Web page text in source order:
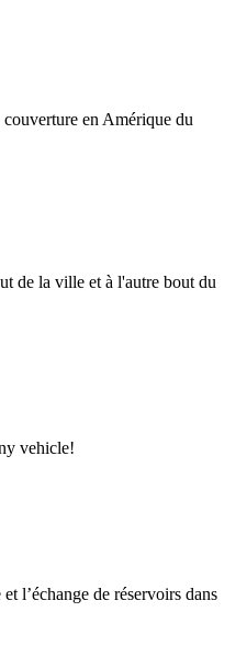
en Amérique du
de la ville et à l'autre bout du
vehicle!
l’échange de réservoirs dans